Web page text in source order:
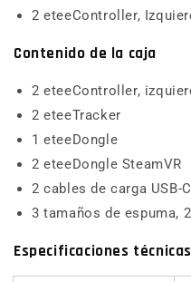
2 eteeController,
Contenido de la caja
2 eteeController,
2 eteeTracker
1 eteeDongle
2 eteeDongle SteamVR
2 cables de carga USB-C
3 tamaños de espuma,
Especificaciones técnicas